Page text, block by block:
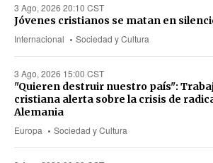
3 Ago, 2026 20:10 CST
Internacional Sociedad y Cultura
Jóvenes cristianos se matan en
3 Ago, 2026 15:00 CST
Europa Sociedad y Cultura
"Quieren destruir nuestro país":
cristiana alerta sobre la crisis de
Alemania